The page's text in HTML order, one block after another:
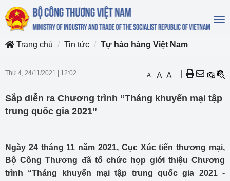
Trang chủ
Tin tức Tự hào hàng Việt Nam
Thứ 4, 24/11/2021 12:02 A- A A+
Sắp diễn ra Chương trình “Tháng khuyến mại tập
trung quốc gia 2021”
Ngày 24 tháng 11 năm 2021, Cục Xúc tiến thương mại,
Bộ Công Thương đã tổ chức họp giới thiệu Chương
trình “Tháng khuyến mại tập trung quốc gia 2021 -